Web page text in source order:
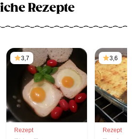
Rezepte
3,7
Rezept
3,6
Rezept